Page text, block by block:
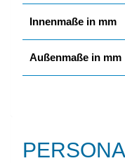
Innenmaße in mm
Außenmaße in mm